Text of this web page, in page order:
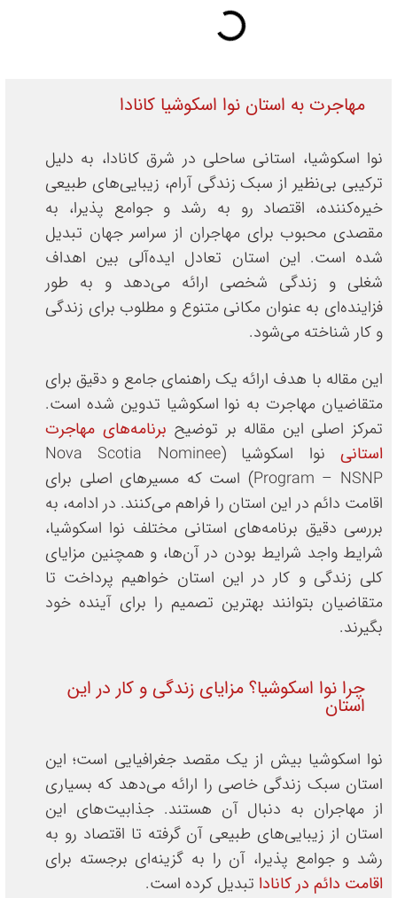
مهاجرت به استان نوا اسکوشیا کانادا
نوا اسکوشیا، استانی ساحلی در شرق کانادا، به دلیل
ترکیبی بی‌نظیر از سبک زندگی آرام، زیبایی‌های طبیعی
خیره‌کننده، اقتصاد رو به رشد و جوامع پذیرا، به
مقصدی محبوب برای مهاجران از سراسر جهان تبدیل
شده است. این استان تعادل ایده‌آلی بین اهداف
شغلی و زندگی شخصی ارائه می‌دهد و به طور
فزاینده‌ای به عنوان مکانی متنوع و مطلوب برای زندگی
و کار شناخته می‌شود.
این مقاله با هدف ارائه یک راهنمای جامع و دقیق برای
متقاضیان مهاجرت به نوا اسکوشیا تدوین شده است.
تمرکز اصلی این مقاله بر توضیح برنامه‌های مهاجرت
استانی
نوا اسکوشیا (Nova Scotia Nominee
Program – NSNP) است که مسیرهای اصلی برای
اقامت دائم در این استان را فراهم می‌کنند. در ادامه، به
بررسی دقیق برنامه‌های استانی مختلف نوا اسکوشیا،
شرایط واجد شرایط بودن در آن‌ها، و همچنین مزایای
کلی زندگی و کار در این استان خواهیم پرداخت تا
متقاضیان بتوانند بهترین تصمیم را برای آینده خود
بگیرند.
چرا نوا اسکوشیا؟ مزایای زندگی و کار در این
استان
نوا اسکوشیا بیش از یک مقصد جغرافیایی است؛ این
استان سبک زندگی خاصی را ارائه می‌دهد که بسیاری
از مهاجران به دنبال آن هستند. جذابیت‌های این
استان از زیبایی‌های طبیعی آن گرفته تا اقتصاد رو به
رشد و جوامع پذیرا، آن را به گزینه‌ای برجسته برای
اقامت دائم در کانادا تبدیل کرده است.